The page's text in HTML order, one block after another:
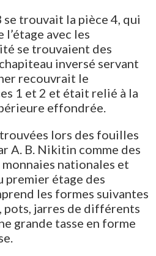
se trouvait la pièce 4, qui
avec les
se trouvaient des
inversé servant
recouvrait le
1 et 2 et était relié à la
effondrée.
lors des fouilles
A. B. Nikitin comme des
monnaies nationales et
premier étage des
les formes suivantes
pots, jarres de différents
grande tasse en forme